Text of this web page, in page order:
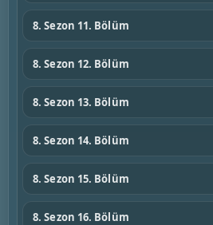
8. Sezon 11. Bölüm
8. Sezon 12. Bölüm
8. Sezon 13. Bölüm
8. Sezon 14. Bölüm
8. Sezon 15. Bölüm
8. Sezon 16. Bölüm